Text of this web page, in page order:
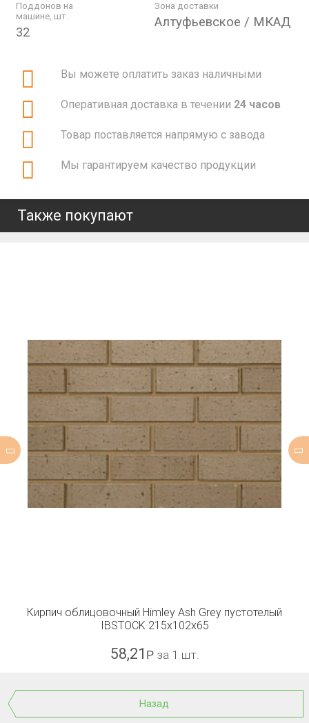
Поддонов на
машине, шт.
32
Зона доставки
Алтуфьевское / МКАД
Вы можете оплатить заказ наличными
Оперативная доставка в течении 24 часов
Товар поставляется напрямую с завода
Мы гарантируем качество продукции
Также покупают
Кирпич облицовочный Himley Ash Grey пустотелый
IBSTOCK 215x102x65
58,21 Р за 1 шт.
Назад